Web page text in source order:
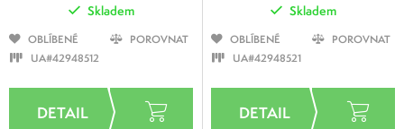
Skladem
OBLÍBENÉ
POROVNAT
UA#42948512
Skladem
OBLÍBENÉ
POROVNAT
UA#42948521